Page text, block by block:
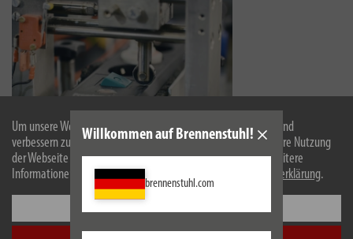
Um unsere Webseite für Sie optimal zu gestalten und fortlaufend
verbessern zu können, verwenden wir Cookies. Durch die weitere Nutzung
der Webseite stimmen Sie der Verwendung von Cookies zu. Weitere
Informationen zu Cookies erhalten Sie in unserer
Datenschutzerklärung.
Willkommen auf Brennenstuhl!
brennenstuhl.com